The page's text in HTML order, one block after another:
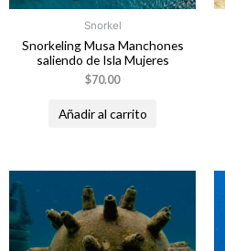
Snorkel
Snorkeling Musa Manchones
saliendo de Isla Mujeres
$70.00
Añadir al carrito